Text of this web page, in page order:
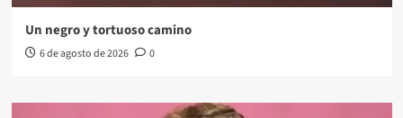
Un negro y tortuoso camino
6 de agosto de 2026 0